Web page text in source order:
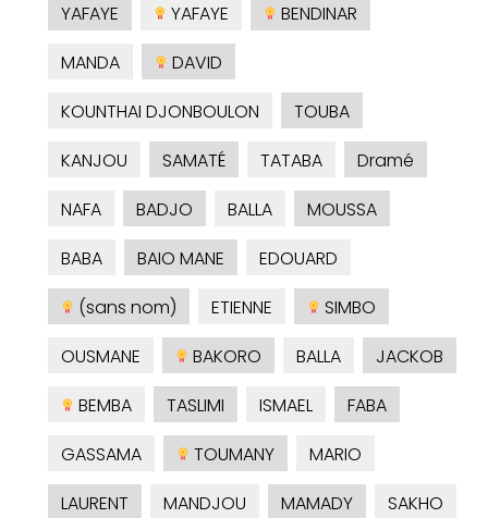
YAFAYE
YAFAYE
BENDINAR
MANDA
DAVID
KOUNTHAI DJONBOULON
TOUBA
KANJOU
SAMATÉ TATABA
Dramé
NAFA
BADJO BALLA
MOUSSA
BABA
BAIO MANE
EDOUARD
(sans nom)
ETIENNE
SIMBO
OUSMANE
BAKORO BALLA
JACKOB
BEMBA
TASLIMI ISMAEL
FABA
GASSAMA
TOUMANY
MARIO
LAURENT
MANDJOU MAMADY
SAKHO